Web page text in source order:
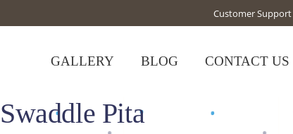
Customer Support
GALLERY BLOG CONTACT US
Swaddle Pita